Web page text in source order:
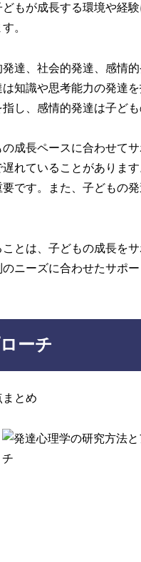
もが成長する環境や経
。
達、社会的発達、感情
知識や思考能力の発達
し、感情的発達は子ど
成長ペースに合わせて
れていることがありま
です。また、子どもの
とは、子どもの成長を
ニーズに合わせたサポ
ーチ